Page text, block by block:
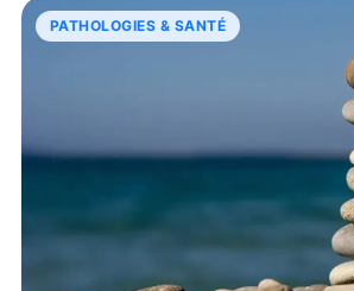
PATHOLOGIES & SANTÉ